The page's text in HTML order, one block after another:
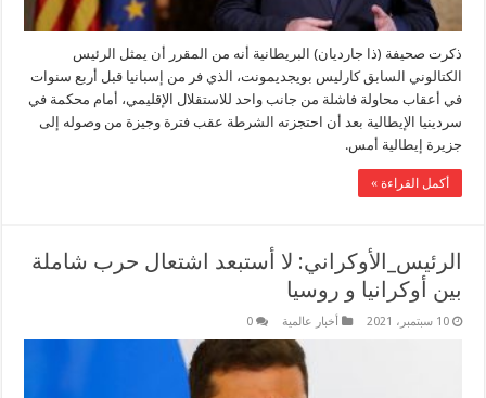
ذكرت صحيفة (ذا جارديان) البريطانية أنه من المقرر أن يمثل الرئيس
الكتالوني السابق كارليس بويجديمونت، الذي فر من إسبانيا قبل أربع سنوات
في أعقاب محاولة فاشلة من جانب واحد للاستقلال الإقليمي، أمام محكمة في
سردينيا الإيطالية بعد أن احتجزته الشرطة عقب فترة وجيزة من وصوله إلى
جزيرة إيطالية أمس.
أكمل القراءة »
الرئيس_الأوكراني: لا أستبعد اشتعال حرب شاملة
بين أوكرانيا و روسيا
10 سبتمبر، 2021 أخبار عالمية 0